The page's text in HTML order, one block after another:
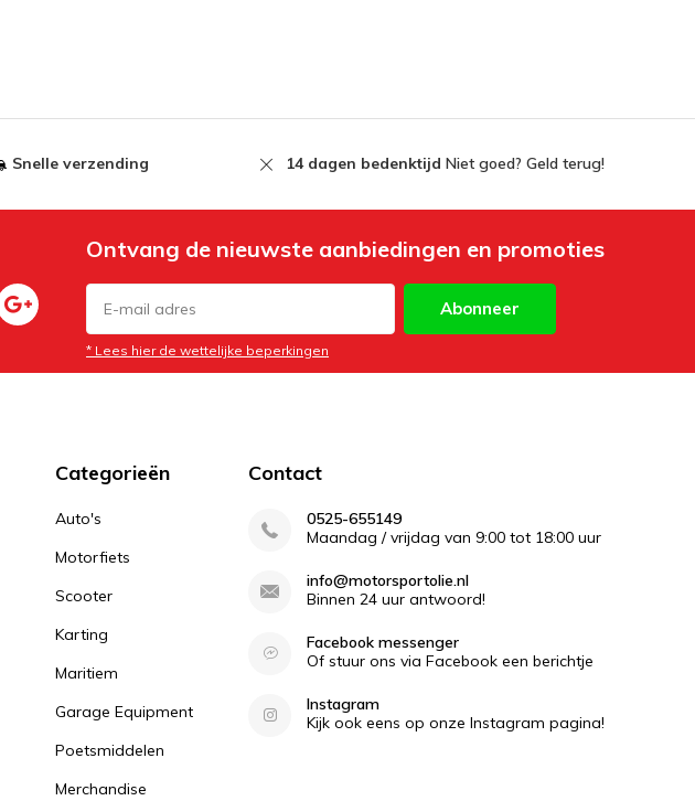
Snelle verzending 14 dagen bedenktijd Niet goed? Geld terug!
Ontvang de nieuwste aanbiedingen en promoties
Abonneer
* Lees hier de wettelijke beperkingen
Categorieën
Auto's
Motorfiets
Scooter
Karting
Maritiem
Garage Equipment
Poetsmiddelen
Merchandise
Contact
0525-655149
Maandag / vrijdag van 9:00 tot 18:00 uur
info@motorsportolie.nl
Binnen 24 uur antwoord!
Facebook messenger
Of stuur ons via Facebook een berichtje
Instagram
Kijk ook eens op onze Instagram pagina!